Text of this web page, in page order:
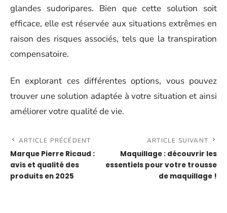
glandes sudoripares. Bien que cette solution soit
efficace, elle est réservée aux situations extrêmes en
raison des risques associés, tels que la transpiration
compensatoire.
En explorant ces différentes options, vous pouvez
trouver une solution adaptée à votre situation et ainsi
améliorer votre qualité de vie.
ARTICLE PRÉCÉDENT
Marque Pierre Ricaud :
avis et qualité des
produits en 2025
ARTICLE SUIVANT
Maquillage : découvrir les
essentiels pour votre trousse
de maquillage !